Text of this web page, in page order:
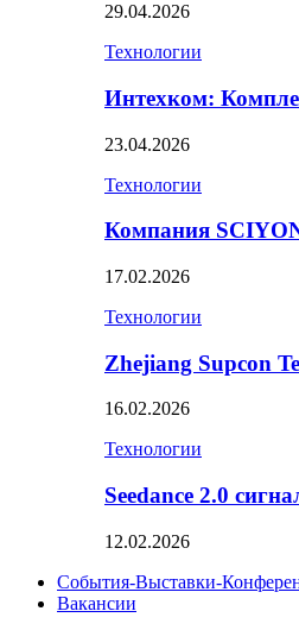
29.04.2026
Технологии
Интехком:
23.04.2026
Технологии
Компания
17.02.2026
Технологии
Zhejiang Supcon
16.02.2026
Технологии
Seedance 2.0
12.02.2026
События-Выставки-
Вакансии